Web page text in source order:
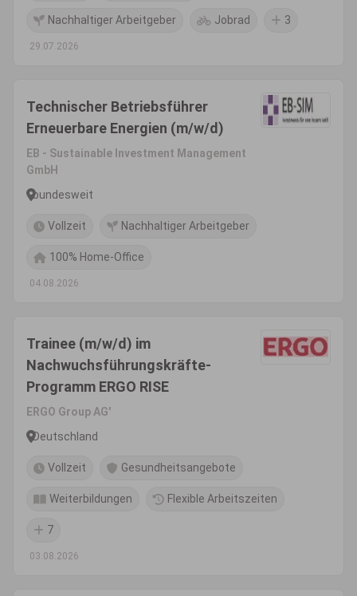
Nachhaltiger Arbeitgeber Jobrad 3
29.07.2026
Technischer Betriebsführer
Erneuerbare Energien (m/w/d)
EB - Sustainable Investment Management
GmbH
bundesweit
Vollzeit Nachhaltiger Arbeitgeber
100% Home-Office
04.08.2026
Trainee (m/w/d) im
Nachwuchsführungskräfte-
Programm ERGO RISE
ERGO Group AG'
Deutschland
Vollzeit Gesundheitsangebote
Weiterbildungen Flexible Arbeitszeiten
7
03.08.2026